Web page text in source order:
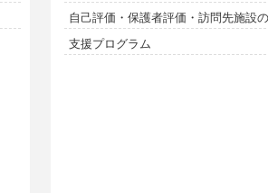
自己評価・保護者評価・訪問先施設
支援プログラム